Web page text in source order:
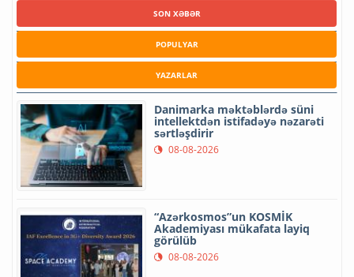
SON XƏBƏR
POPULYAR
YAZARLAR
Danimarka məktəblərdə süni
intellektdən istifadəyə nəzarəti
sərtləşdirir
08-08-2026
“Azərkosmos”un KOSMİK
Akademiyası mükafata layiq
görülüb
08-08-2026